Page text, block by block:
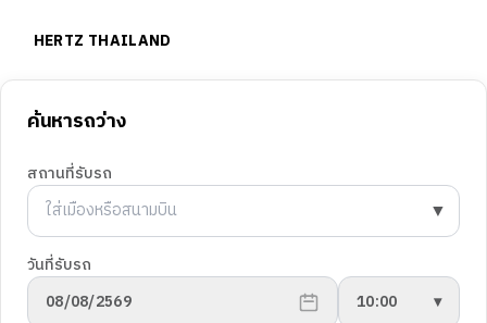
จอง
ลูกค้าองค์กร
สถานที่
ข้อเสนอ
ค้นหารถว่าง
สถานที่รับรถ
▼
วันที่รับรถ
08/08/2569
10:00 ▾
HERTZ THAILAND
การจองรถ
สถานที่ให้บริการ
เงื่อนไขในการให้บริการ
Hertz Fun Club
เกี่ยวกับเฮิร์ซ
ประวัติบริษัทฯ